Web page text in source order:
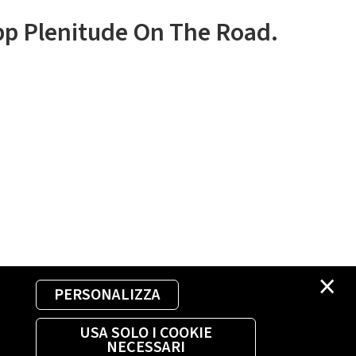
×
PERSONALIZZA
USA SOLO I COOKIE
NECESSARI
Plenitude On The Road.